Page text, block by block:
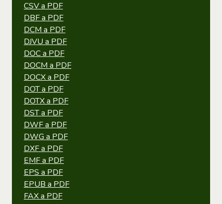
CSV a PDF
DBF a PDF
DCM a PDF
DJVU a PDF
DOC a PDF
DOCM a PDF
DOCX a PDF
DOT a PDF
DOTX a PDF
DST a PDF
DWF a PDF
DWG a PDF
DXF a PDF
EMF a PDF
EPS a PDF
EPUB a PDF
FAX a PDF